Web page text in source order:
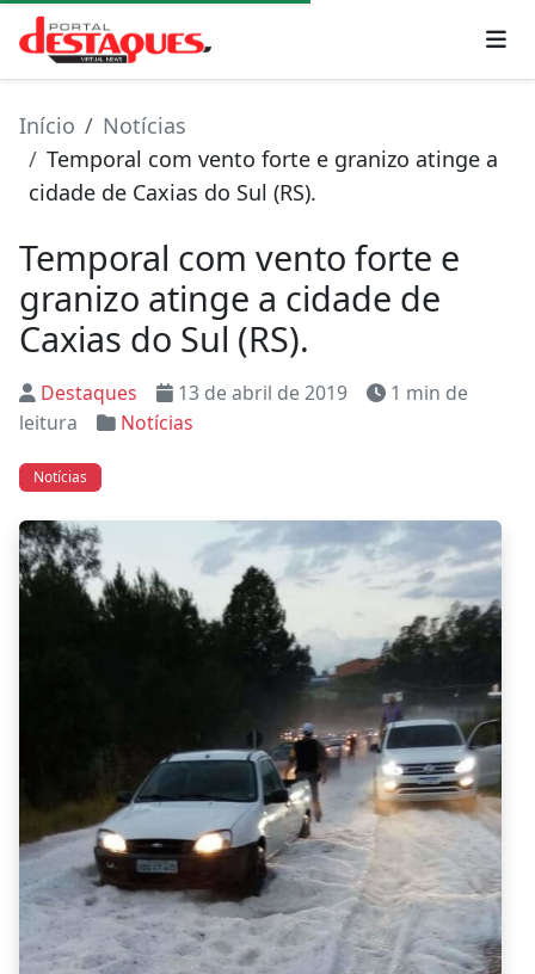
Início
Notícias
Temporal com vento forte e granizo atinge a
cidade de Caxias do Sul (RS).
Temporal com vento forte e
granizo atinge a cidade de
Caxias do Sul (RS).
Destaques 13 de abril de 2019
1 min de
leitura
Notícias
Notícias